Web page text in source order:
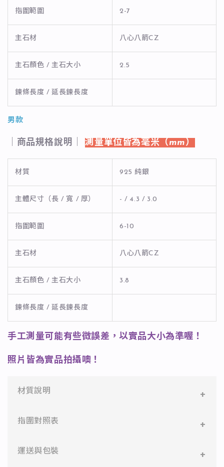
指圍範圍 2-7
主石材 八心八箭CZ
主石顏色 / 主石大小 2.5
鍊條長度 / 延長鍊長度
男款
｜商品規格說明｜測量單位皆為毫米（mm）
材質 925 純銀
主體尺寸（長 / 寬 / 厚） - / 4.3 / 3.0
指圍範圍 6-10
主石材 八心八箭CZ
主石顏色 / 主石大小 3.8
鍊條長度 / 延長鍊長度
手工測量可能有些微誤差，以實品大小為準喔！
照片皆為實品拍攝噢！
材質說明
✻ 316L不鏽鋼
✻ 925純銀
指圍對照表
1. 本店測量指圍尺寸使用「美國圍」規格。
運送與包裝